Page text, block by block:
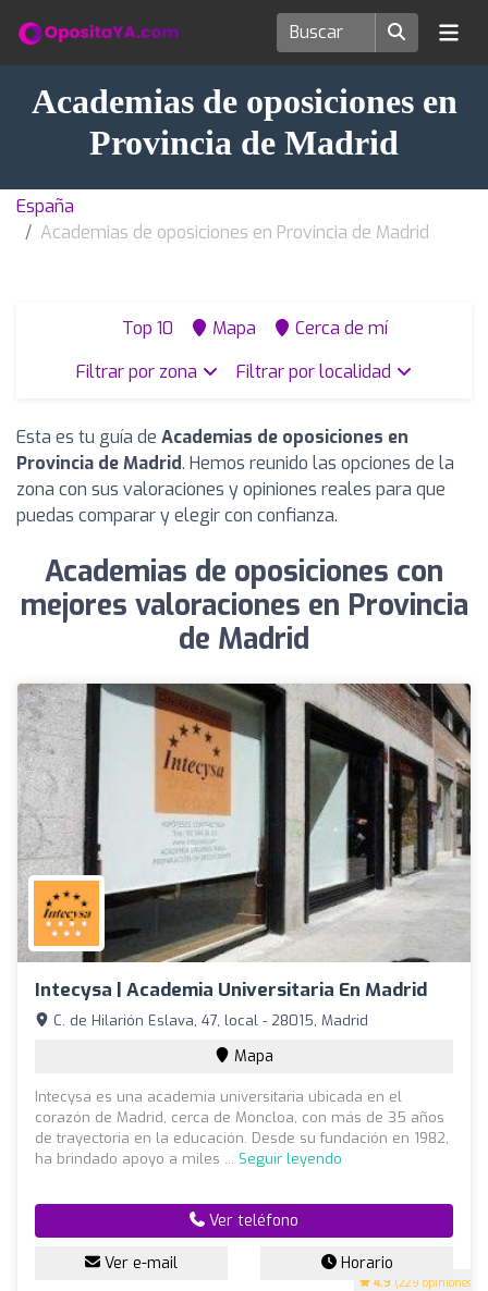
Academias de oposiciones en
Provincia de Madrid
España
Academias de oposiciones en Provincia de Madrid
Top 10 Mapa
Cerca de mí
Filtrar por zona
Filtrar por localidad
Esta es tu guía de Academias de oposiciones en
Provincia de Madrid. Hemos reunido las opciones de la
zona con sus valoraciones y opiniones reales para que
puedas comparar y elegir con confianza.
Academias de oposiciones con
mejores valoraciones en Provincia
de Madrid
Intecysa | Academia Universitaria En Madrid
4.9 (229 opiniones)
C. de Hilarión Eslava, 47, local - 28015, Madrid
Mapa
Intecysa es una academia universitaria ubicada en el
corazón de Madrid, cerca de Moncloa, con más de 35 años
de trayectoria en la educación. Desde su fundación en 1982,
ha brindado apoyo a miles ... Seguir leyendo
Ver teléfono
Ver e-mail Horario